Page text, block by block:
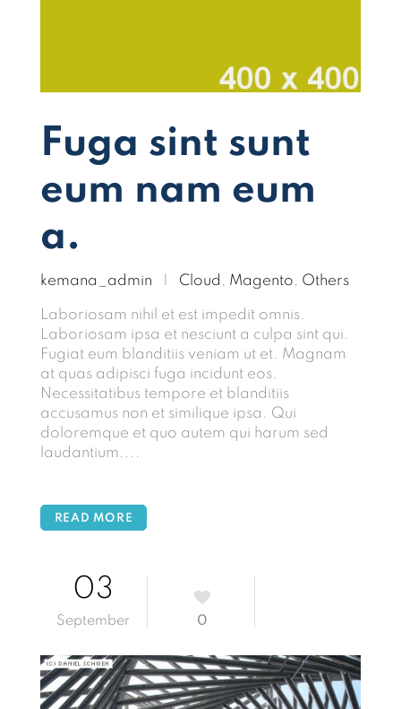
Fuga sint sunt
eum nam eum
a.
kemana_admin Cloud , Magento, Others
Laboriosam nihil et est impedit omnis.
Laboriosam ipsa et nesciunt a culpa sint qui.
Fugiat eum blanditiis veniam ut et. Magnam
at quas adipisci fuga incidunt eos.
Necessitatibus tempore et blanditiis
accusamus non et similique ipsa. Qui
doloremque et quo autem qui harum sed
laudantium....
READ MORE
03
September 0